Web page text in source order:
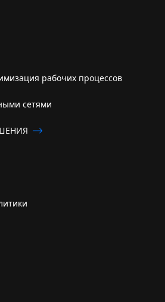
рабочих процессов
сетями